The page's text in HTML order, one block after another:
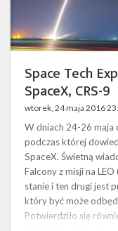
Kalendarze
Space Tech
SpaceX, CRS-9
wtorek, 24 maja 2016
W dniach 24-26 maja
podczas której
SpaceX. Świetną
Falcony z misji na
stanie i ten drugi jest
który być może
Potwierdziło się